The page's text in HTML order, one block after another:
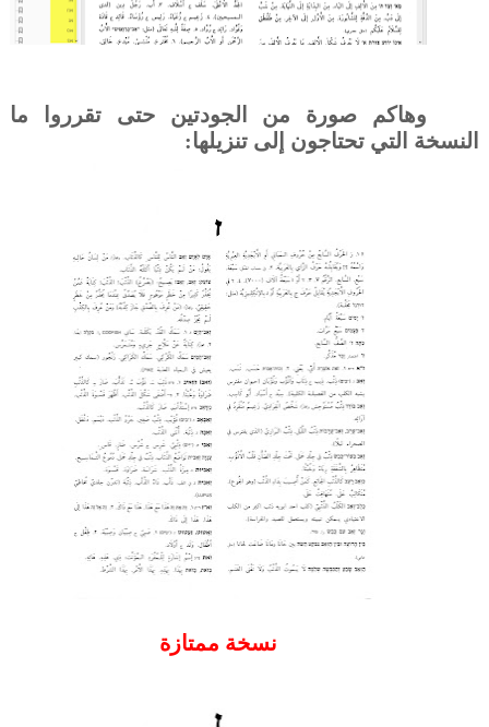
وهاكم صورة من الجودتين حتى تقرروا ما
النسخة التي تحتاجون إلى تنزيلها:
نسخة ممتازة